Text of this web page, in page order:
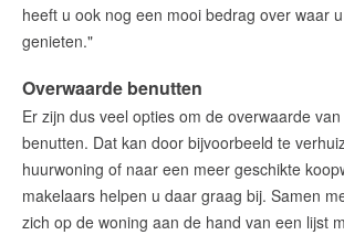
heeft u ook nog een mooi bedrag over waar
genieten."
Overwaarde benutten
Er zijn dus veel opties om de overwaarde
benutten. Dat kan door bijvoorbeeld te
huurwoning of naar een meer geschikte
makelaars helpen u daar graag bij. Samen
zich op de woning aan de hand van een lijst